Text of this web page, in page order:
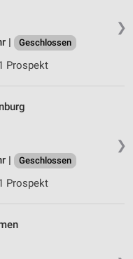
❯
|
Geschlossen
Prospekt
❯
|
Geschlossen
Prospekt
oder